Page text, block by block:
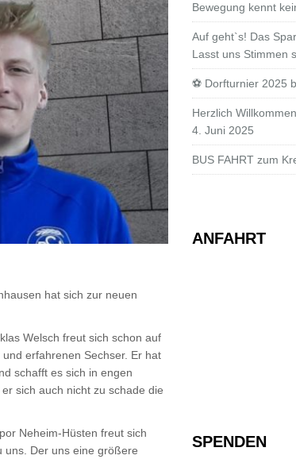
hat sich zur neuen
Welsch freut sich schon auf
erfahrenen Sechser. Er hat
schafft es sich in engen
sich auch nicht zu schade die
Neheim-Hüsten freut sich
uns. Der uns eine größere
Bewegung kennt
Auf geht`s! Das
Lasst uns Stimmen
⚽ Dorfturnier 2025
Herzlich
4. Juni 2025
BUS FAHRT zum
ANFAHRT
SPENDEN